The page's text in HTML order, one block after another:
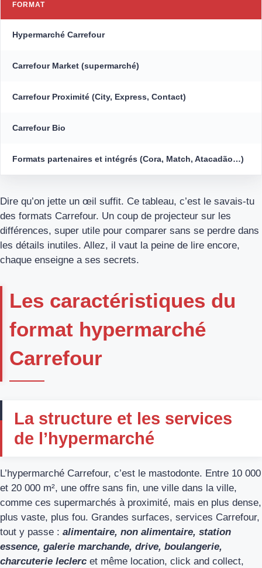
FORMAT
Hypermarché Carrefour
Carrefour Market (supermarché)
Carrefour Proximité (City, Express, Contact)
Carrefour Bio
Formats partenaires et intégrés (Cora, Match, Atacadão…)
Dire qu’on jette un œil suffit. Ce tableau, c’est le savais-tu
des formats Carrefour. Un coup de projecteur sur les
différences, super utile pour comparer sans se perdre dans
les détails inutiles. Allez, il vaut la peine de lire encore,
chaque enseigne a ses secrets.
Les caractéristiques du
format hypermarché
Carrefour
La structure et les services
de l’hypermarché
L’hypermarché Carrefour, c’est le mastodonte. Entre 10 000
et 20 000 m², une offre sans fin, une ville dans la ville,
comme ces supermarchés à proximité, mais en plus dense,
plus vaste, plus fou. Grandes surfaces, services Carrefour,
tout y passe : alimentaire, non alimentaire, station
essence, galerie marchande, drive, boulangerie,
charcuterie leclerc et même location, click and collect,